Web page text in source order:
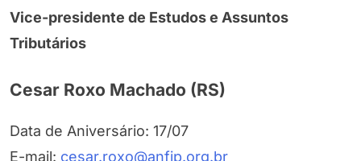
Vice-presidente de Estudos e Assuntos
Tributários
Cesar Roxo Machado (RS)
Data de Aniversário: 17/07
E-mail: cesar.roxo@anfip.org.br